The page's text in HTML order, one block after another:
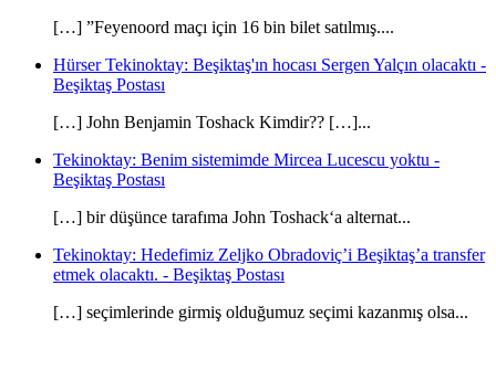
[…] ”Feyenoord maçı için 16 bin bilet satılmış....
Hürser Tekinoktay: Beşiktaş'ın hocası Sergen Yalçın olacaktı -
Beşiktaş Postası
[…] John Benjamin Toshack Kimdir?? […]...
Tekinoktay: Benim sistemimde Mircea Lucescu yoktu -
Beşiktaş Postası
[…] bir düşünce tarafıma John Toshack‘a alternat...
Tekinoktay: Hedefimiz Zeljko Obradoviç’i Beşiktaş’a transfer
etmek olacaktı. - Beşiktaş Postası
[…] seçimlerinde girmiş olduğumuz seçimi kazanmış olsa...